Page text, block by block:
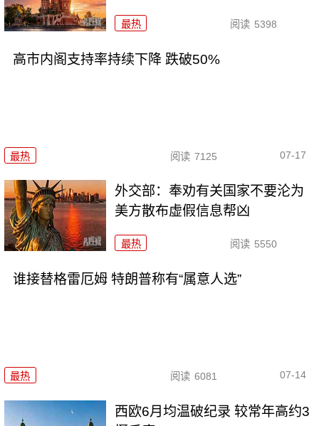
最热 阅读 5398
高市内阁支持率持续下降 跌破50%
最热 阅读 7125 07-17
外交部：奉劝有关国家不要沦为
美方散布虚假信息帮凶
最热 阅读 5550
谁接替格雷厄姆 特朗普称有“属意人选”
最热 阅读 6081 07-14
西欧6月均温破纪录 较常年高约3